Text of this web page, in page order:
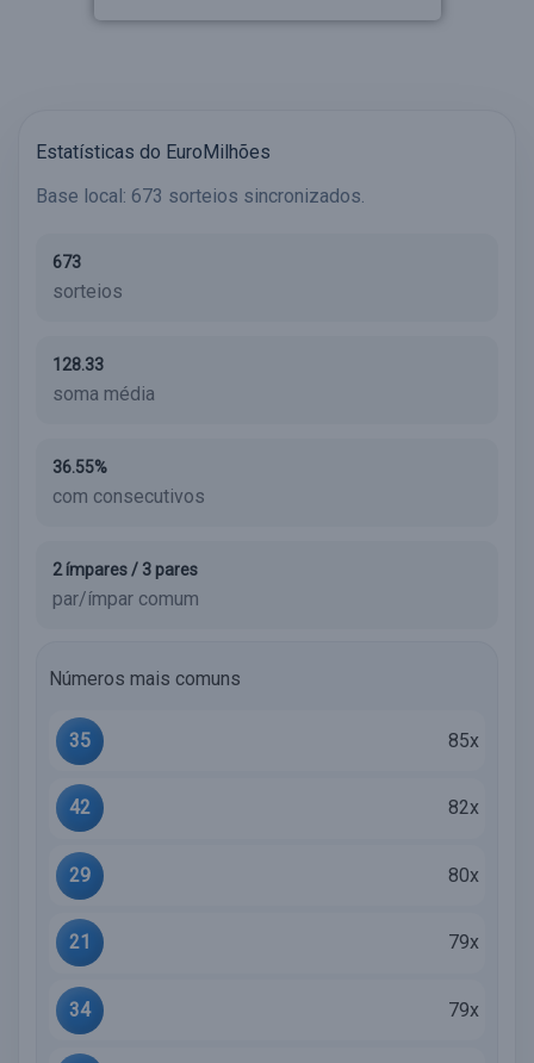
Estatísticas do EuroMilhões
Base local: 673 sorteios sincronizados.
673
sorteios
128.33
soma média
36.55%
com consecutivos
2 ímpares / 3 pares
par/ímpar comum
Números mais comuns
35 85x
42 82x
29 80x
21 79x
34 79x